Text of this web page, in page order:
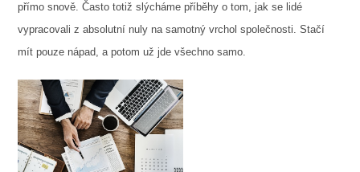
přímo snově. Často totiž slýcháme příběhy o tom, jak se lidé
vypracovali z absolutní nuly na samotný vrchol společnosti. Stačí
mít pouze nápad, a potom už jde všechno samo.